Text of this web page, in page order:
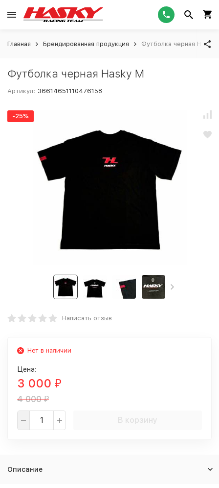
Главная Брендированная продукция Футболка черная Hasky
Футболка черная Hasky M
Артикул: 36614651110476158
-25%
Написать отзыв
Нет в наличии
Цена:
3 000 ₽
4 000₽
В корзину
Описание